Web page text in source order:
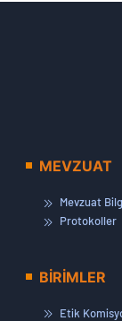
MEVZUAT
Mevzuat
Protokoller
BİRİMLER
Etik